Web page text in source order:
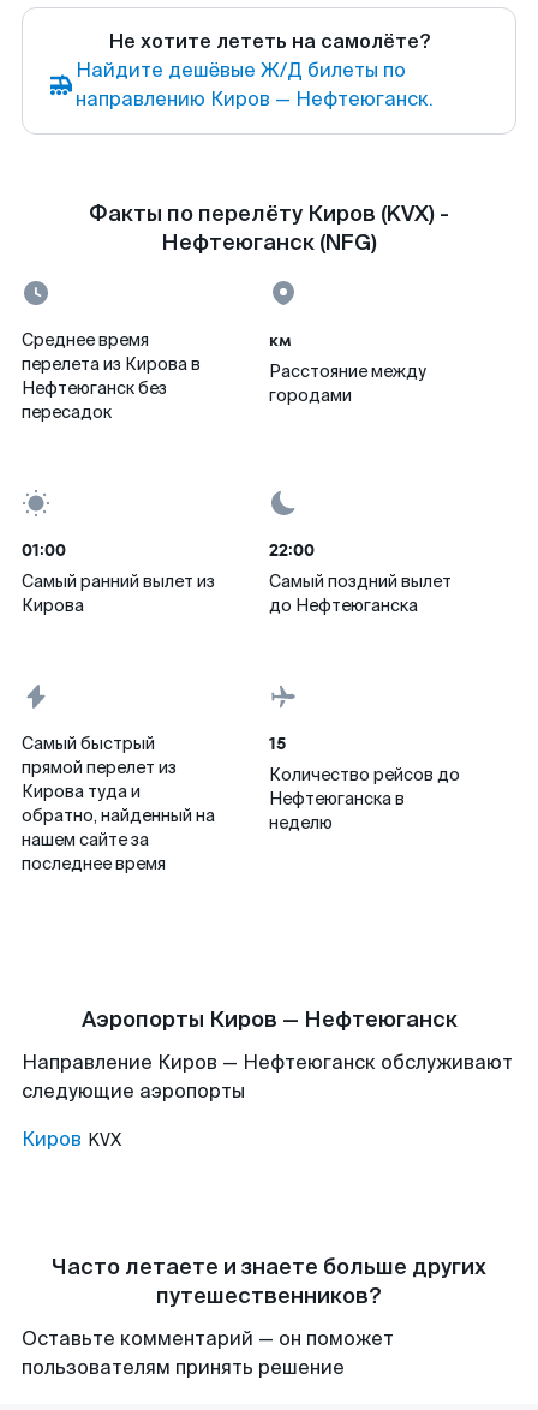
Не хотите лететь на самолёте?
Найдите дешёвые Ж/Д билеты по
направлению Киров — Нефтеюганск.
Факты по перелёту Киров (KVX) -
Нефтеюганск (NFG)
Среднее время
перелета из Кирова в
Нефтеюганск без
пересадок
км
Расстояние между
городами
01:00
Самый ранний вылет из
Кирова
22:00
Самый поздний вылет
до Нефтеюганска
Самый быстрый
прямой перелет из
Кирова туда и
обратно, найденный на
нашем сайте за
последнее время
15
Количество рейсов до
Нефтеюганска в
неделю
Аэропорты Киров — Нефтеюганск
Направление Киров — Нефтеюганск обслуживают
следующие аэропорты
Киров KVX
Часто летаете и знаете больше других
путешественников?
Оставьте комментарий — он поможет
пользователям принять решение